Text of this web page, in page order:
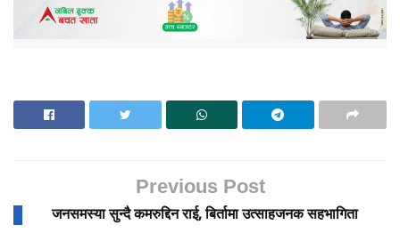
Previous Post
जनसमस्या सुन्दै कमरुद्दिन राई, बिर्तामा उत्साहजनक सहभागिता